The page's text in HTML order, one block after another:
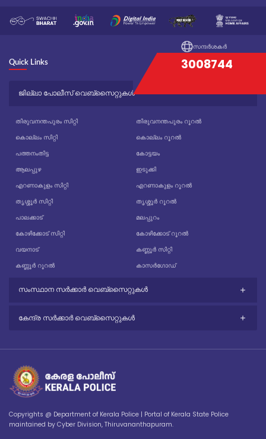
സന്ദർശകർ
3008744
Quick Links
ജില്ലാ പോലീസ് വെബ്സൈറ്റുകൾ
തിരുവനന്തപുരം സിറ്റി
തിരുവനന്തപുരം റൂറൽ
കൊല്ലം സിറ്റി
കൊല്ലം റൂറൽ
പത്തനംതിട്ട
കോട്ടയം
ആലപ്പുഴ
ഇടുക്കി
എറണാകുളം സിറ്റി
എറണാകുളം റൂറൽ
തൃശ്ശൂർ സിറ്റി
തൃശ്ശൂർ റൂറൽ
പാലക്കാട്
മലപ്പുറം
കോഴിക്കോട് സിറ്റി
കോഴിക്കോട് റൂറൽ
വയനാട്
കണ്ണൂർ സിറ്റി
കണ്ണൂർ റൂറൽ
കാസർഗോഡ്
സംസ്ഥാന സർക്കാർ വെബ്സൈറ്റുകൾ
കേന്ദ്ര സർക്കാർ വെബ്സൈറ്റുകൾ
Copyrights @ Department of Kerala Police | Portal of Kerala State Police
maintained by Cyber Division, Thiruvananthapuram.